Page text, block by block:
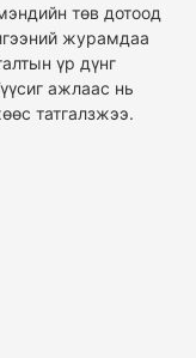
төв дотоод
журамдаа
үр дүнг
ажлаас нь
татгалзжээ.